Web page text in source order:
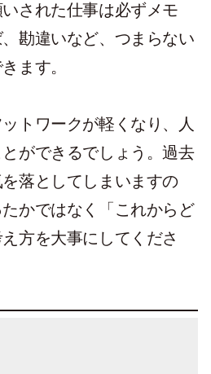
された仕事は必ずメモ
勘違いなど、つまらない
ます。
トワークが軽くなり、人
ができるでしょう。過去
落としてしまいますの
かではなく「これからど
方を大事にしてくださ